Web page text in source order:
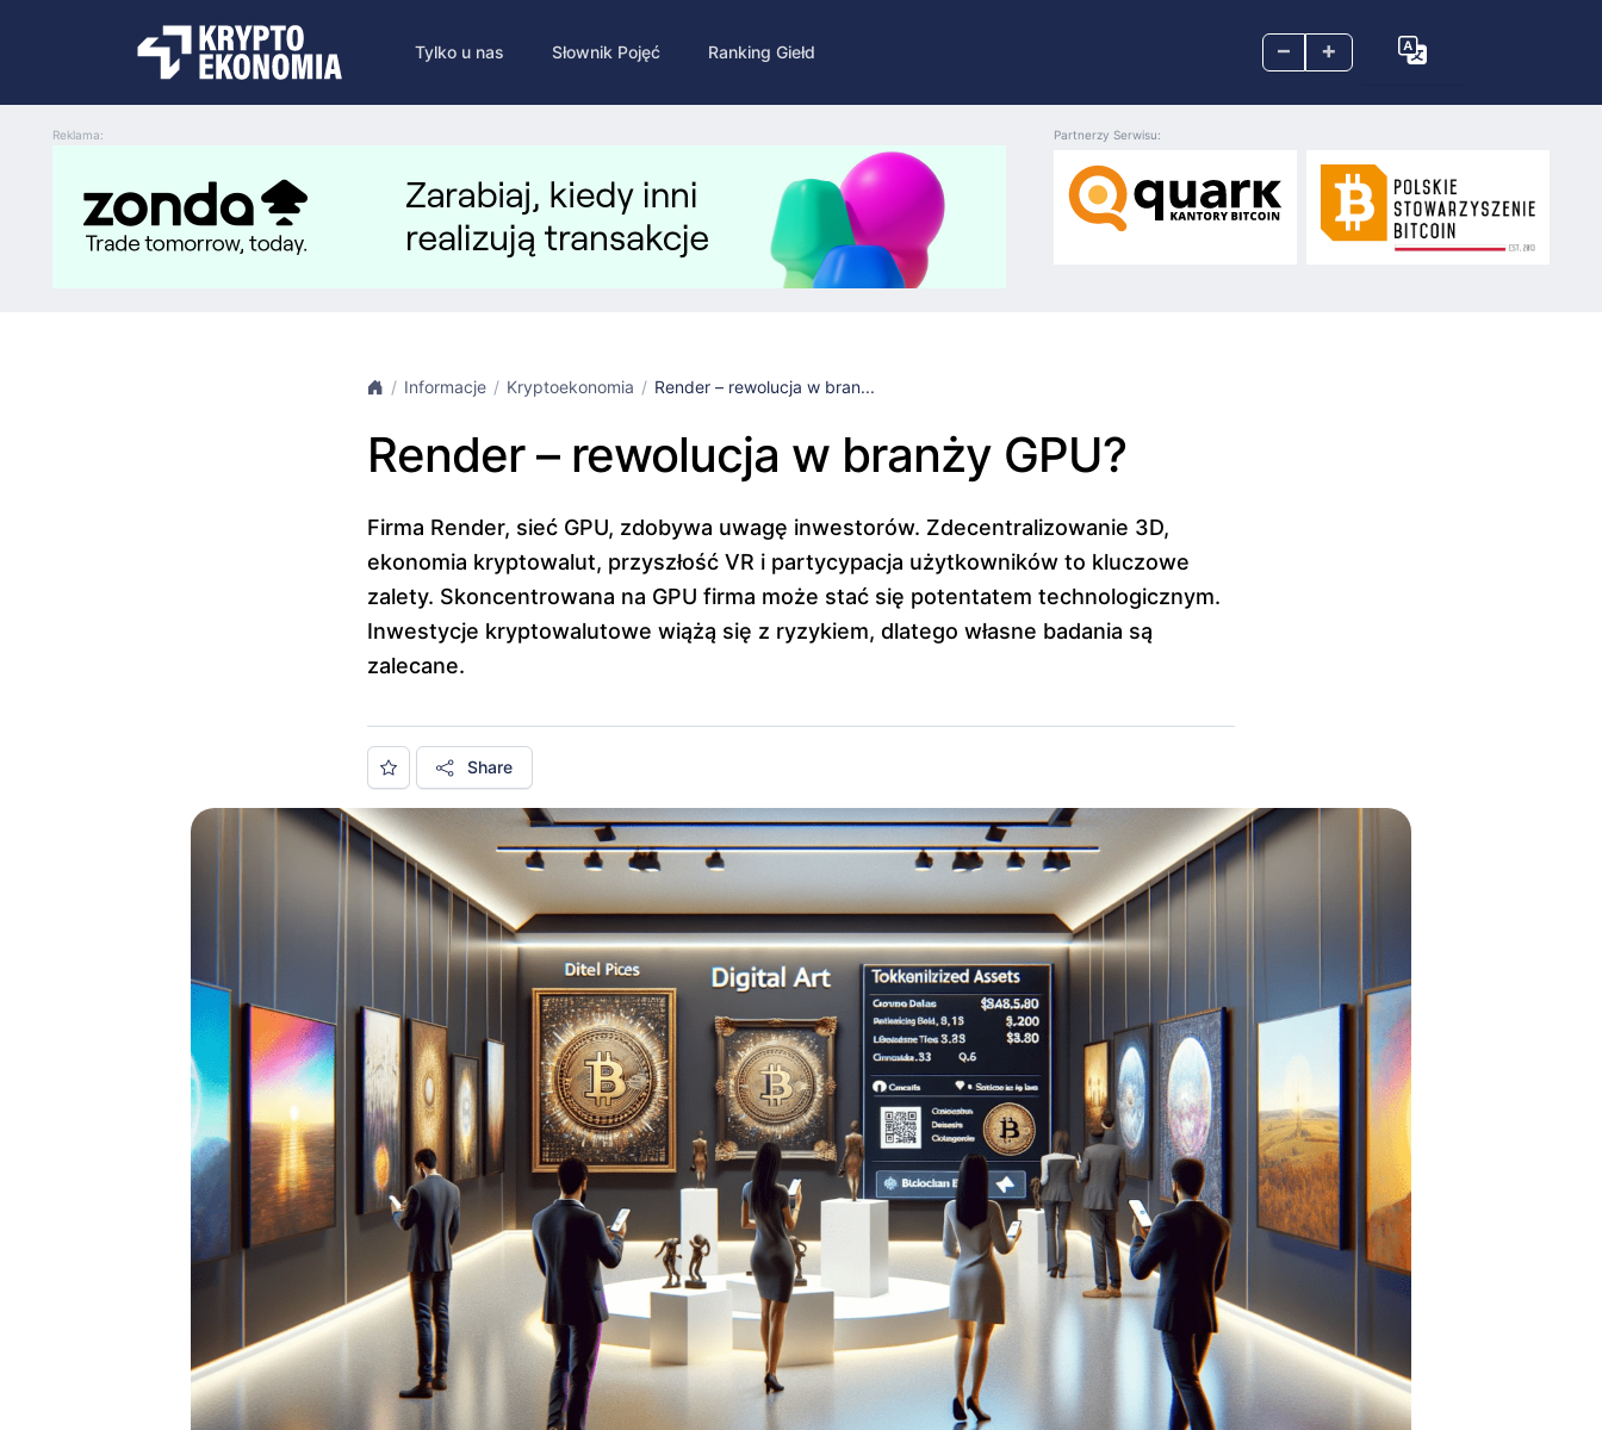
– +
Tylko u nas Słownik Pojęć Ranking Giełd
Reklama: Partnerzy Serwisu:
Informacje Kryptoekonomia Render – rewolucja w bran...
Render – rewolucja w branży GPU?
Firma Render, sieć GPU, zdobywa uwagę inwestorów. Zdecentralizowanie 3D,
ekonomia kryptowalut, przyszłość VR i partycypacja użytkowników to kluczowe
zalety. Skoncentrowana na GPU firma może stać się potentatem technologicznym.
Inwestycje kryptowalutowe wiążą się z ryzykiem, dlatego własne badania są
zalecane.
Share